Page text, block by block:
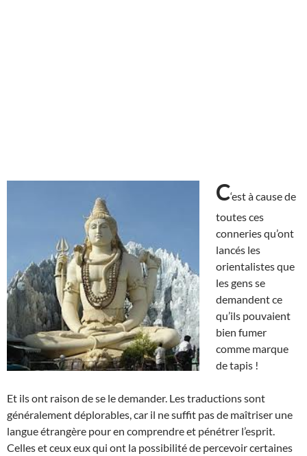
C‘est à cause de
toutes ces
conneries qu’ont
lancés les
orientalistes que
les gens se
demandent ce
qu’ils pouvaient
bien fumer
comme marque
de tapis !
Et ils ont raison de se le demander. Les traductions sont
généralement déplorables, car il ne suffit pas de maîtriser une
langue étrangère pour en comprendre et pénétrer l’esprit.
Celles et ceux eux qui ont la possibilité de percevoir certaines